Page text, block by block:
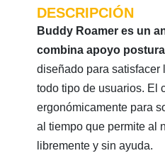
DESCRIPCIÓN
Buddy Roamer es un
combina apoyo
diseñado para satisfacer
todo tipo de usuarios. El
ergonómicamente para
al tiempo que permite al
libremente y sin ayuda.